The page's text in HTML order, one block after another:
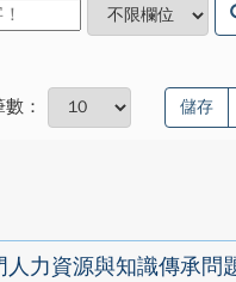
： 儲存
力資源與知識傳承問